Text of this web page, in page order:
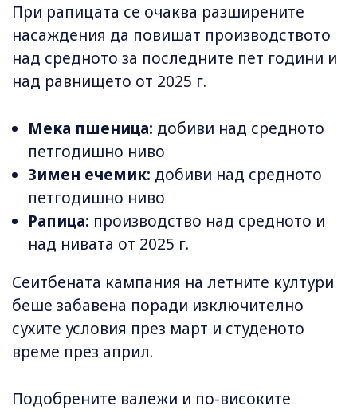
При рапицата се очаква разширените
насаждения да повишат производството
над средното за последните пет години и
над равнището от 2025 г.
Мека пшеница: добиви над средното
петгодишно ниво
Зимен ечемик: добиви над средното
петгодишно ниво
Рапица: производство над средното и
над нивата от 2025 г.
Сеитбената кампания на летните култури
беше забавена поради изключително
сухите условия през март и студеното
време през април.
Подобрените валежи и по-високите